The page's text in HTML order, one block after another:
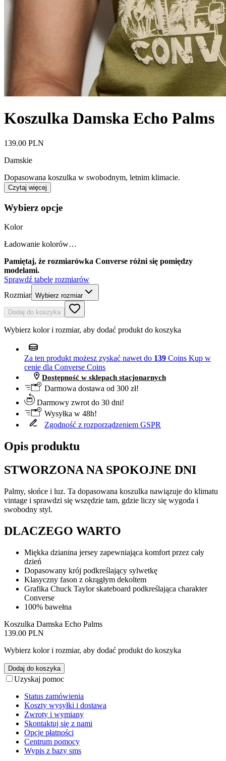
Koszulka Damska Echo Palms
139.00 PLN
Damskie
Dopasowana koszulka w swobodnym, letnim klimacie.
Czytaj więcej
Wybierz opcje
Kolor
Ładowanie kolorów…
Pamiętaj, że rozmiarówka Converse różni się pomiędzy
modelami.
Sprawdź tabelę rozmiarów
Rozmiar Wybierz rozmiar
Dodaj do koszyka
Wybierz kolor i rozmiar, aby dodać produkt do koszyka
Za ten produkt możesz zyskać nawet do 139 Coins Kup w
cenie dla Converse Coins
Dostępność w sklepach stacjonarnych
Darmowa dostawa od 300 zł!
Darmowy zwrot do 30 dni!
Wysyłka w 48h!
Zgodność z rozporządzeniem GSPR
Opis produktu
STWORZONA NA SPOKOJNE DNI
Palmy, słońce i luz. Ta dopasowana koszulka nawiązuje do klimatu
vintage i sprawdzi się wszędzie tam, gdzie liczy się wygoda i
swobodny styl.
DLACZEGO WARTO
Miękka dzianina jersey zapewniająca komfort przez cały
dzień
Dopasowany krój podkreślający sylwetkę
Klasyczny fason z okrągłym dekoltem
Grafika Chuck Taylor skateboard podkreślająca charakter
Converse
100% bawełna
Koszulka Damska Echo Palms
139.00 PLN
Wybierz kolor i rozmiar, aby dodać produkt do koszyka
Dodaj do koszyka
Uzyskaj pomoc
Status zamówienia
Koszty wysyłki i dostawa
Zwroty i wymiany
Skontaktuj się z nami
Opcje płatności
Centrum pomocy
Wypis z bazy sms